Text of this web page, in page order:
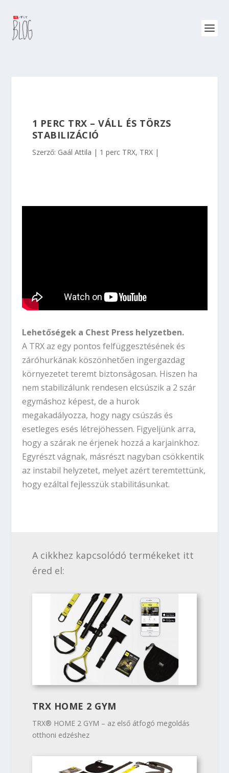
1 PERC TRX – VÁLL ÉS TÖRZS
STABILIZÁCIÓ
Szerző: Gaál Attila 1 perc TRX, TRX
Lehetőségek a Chest Press helyzetben.
A TRX az egy pontos felfüggesztésének és
záróhurkának köszönhetően ingergazdag
környezetet teremt biztonságosan. Hiszen ha
nem stabilizálunk rendesen elcsúszik a 2 szár
egymáshoz képest, de a hurok
megakadályozza, hogy nagy csúszás és
esetleges esés létrejöhessen. Figyeljünk arra,
hogy a szárak ne érjenek hozzá a karjainkhoz.
Egyrészt vágnak, másrészt nagyban csökkentik
az instabil helyzetet, melyet azért teremtettünk,
hogy ezáltal fejlesszük stabilitásunkat.
A cikkhez kapcsolódó termékeket itt
éred el:
TRX HOME 2 GYM
TRX® HOME 2 GYM – az első átfogó megoldás
otthoni edzéshez